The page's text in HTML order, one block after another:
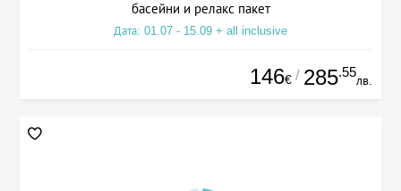
басейни и релакс пакет
Дата: 01.07 - 15.09 + all inclusive
146€ / 285.55
лв.